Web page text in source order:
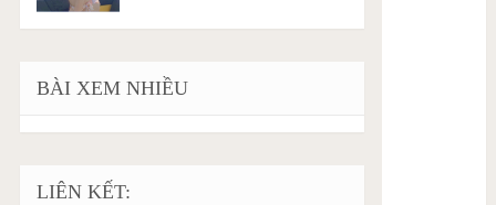
BÀI XEM NHIỀU
LIÊN KẾT: